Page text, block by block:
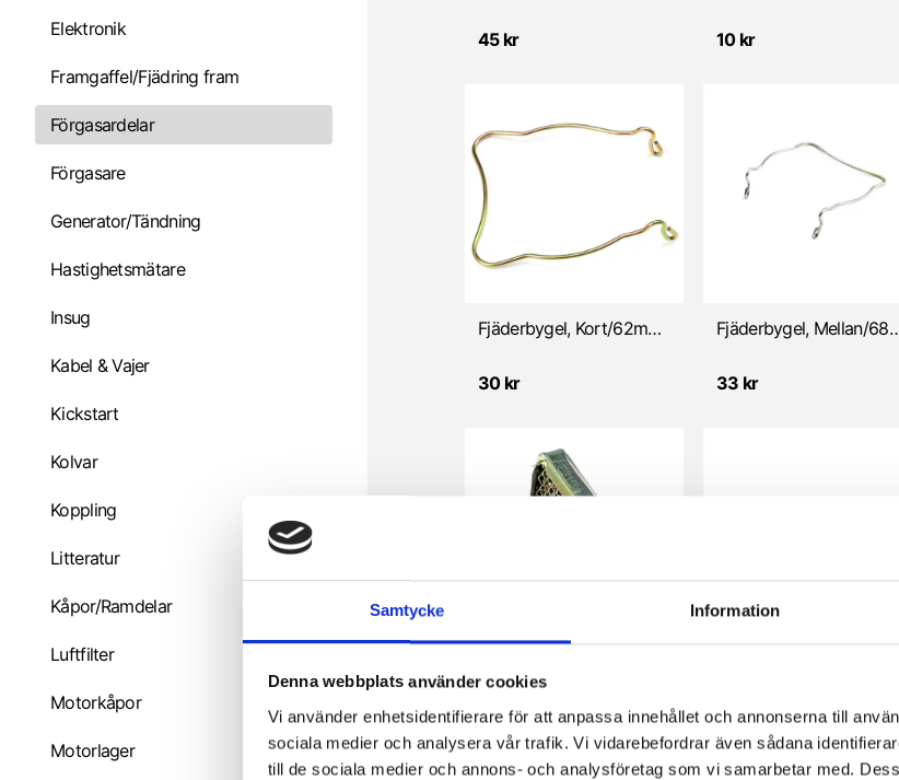
Samtycke Information
Denna webbplats använder cookies
Vi använder enhetsidentifierare för att anpassa innehållet och annonserna till
sociala medier och analysera vår trafik. Vi vidarebefordrar även sådana
till de sociala medier och annons- och analysföretag som vi samarbetar med.
Elektronik
Framgaffel/Fjädring fram
Förgasardelar
Förgasare
Generator/Tändning
Hastighetsmätare
Insug
Kabel & Vajer
Kickstart
Kolvar
Koppling
Litteratur
Kåpor/Ramdelar
Luftfilter
Motorkåpor
Motorlager
45 kr 10 kr
Fjäderbygel, Kort/62mm - SSB 8,5/12/17mm (Sachs)
30 kr
Fjäderbygel, Mellan/
33 kr
85 kr 20 kr